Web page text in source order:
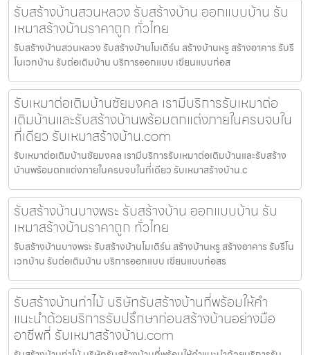
รับสร้างบ้านสวนหลวง รับสร้างบ้าน ออกแบบบ้าน รับ
เหมาสร้างบ้านราคาถูก ทั่วไทย
รับสร้างบ้านสวนหลวง รับสร้างบ้านโมเดิร์น สร้างบ้านหรู สร้างอาคาร รับรี
โนเวทบ้าน รับต่อเติมบ้าน บริการออกแบบ เขียนแบบก่อส
รับเหมาต่อเติมบ้านชัยมงคล เรามีบริการรับเหมาต่อ
เติมบ้านและรับสร้างบ้านพร้อมตกแต่งภายในครบจบใน
ที่เดียว รับเหมาสร้างบ้าน.com
รับเหมาต่อเติมบ้านชัยมงคล เรามีบริการรับเหมาต่อเติมบ้านและรับสร้าง
บ้านพร้อมตกแต่งภายในครบจบในที่เดียว รับเหมาสร้างบ้าน.c
รับสร้างบ้านบางพระ รับสร้างบ้าน ออกแบบบ้าน รับ
เหมาสร้างบ้านราคาถูก ทั่วไทย
รับสร้างบ้านบางพระ รับสร้างบ้านโมเดิร์น สร้างบ้านหรู สร้างอาคาร รับรีโน
เวทบ้าน รับต่อเติมบ้าน บริการออกแบบ เขียนแบบก่อสร
รับสร้างบ้านท่าไม้ บริษัทรับสร้างบ้านที่พร้อมให้คำ
แนะนำด้วยบริการรับปรึกษาก่อนสร้างบ้านอย่างมือ
อาชีพที่ รับเหมาสร้างบ้าน.com